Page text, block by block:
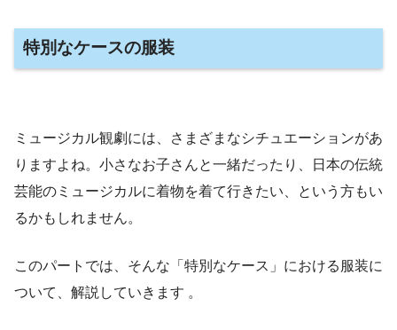
特別なケースの服装
ミュージカル観劇には、さまざまなシチュエーションがあ
りますよね。小さなお子さんと一緒だったり、日本の伝統
芸能のミュージカルに着物を着て行きたい、という方もい
るかもしれません。
このパートでは、そんな「特別なケース」における服装に
ついて、解説していきます 。